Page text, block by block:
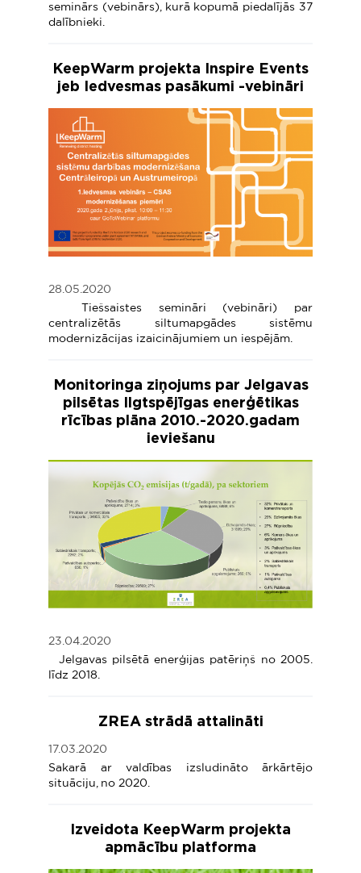
seminārs (vebinārs), kurā kopumā piedalījās 37
dalībnieki.
KeepWarm projekta Inspire Events
jeb Iedvesmas pasākumi -vebināri
28.05.2020
Tiešsaistes semināri (vebināri) par
centralizētās siltumapgādes sistēmu
modernizācijas izaicinājumiem un iespējām.
Monitoringa ziņojums par Jelgavas
pilsētas Ilgtspējīgas enerģētikas
rīcības plāna 2010.-2020.gadam
ieviešanu
23.04.2020
Jelgavas pilsētā enerģijas patēriņš no 2005.
līdz 2018.
ZREA strādā attalināti
17.03.2020
Sakarā ar valdības izsludināto ārkārtējo
situāciju, no 2020.
Izveidota KeepWarm projekta
apmācību platforma